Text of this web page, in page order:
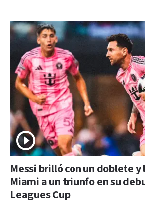
Messi brilló con un doblete
Miami a un triunfo en su
Leagues Cup